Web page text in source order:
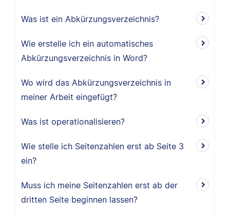
Was ist ein Abkürzungsverzeichnis?
Wie erstelle ich ein automatisches
Abkürzungsverzeichnis in Word?
Wo wird das Abkürzungsverzeichnis in
meiner Arbeit eingefügt?
Was ist operationalisieren?
Wie stelle ich Seitenzahlen erst ab Seite 3
ein?
Muss ich meine Seitenzahlen erst ab der
dritten Seite beginnen lassen?